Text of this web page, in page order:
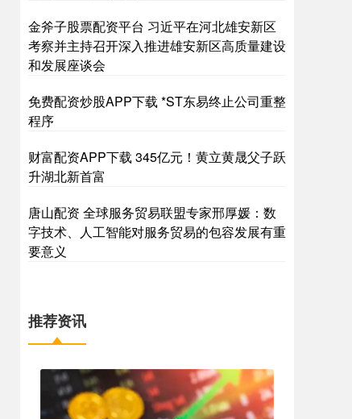
金斧子股票配资平台 习近平在河北雄安新区
考察并主持召开深入推进雄安新区高质量建设
和发展座谈会
免费配资炒股APP下载 *ST东易终止公司重整
程序
财富配资APP下载 345亿元！黄立黄晟父子跃
升湖北新首富
唐山配资 全球服务贸易联盟专家邢厚媛：数
字技术、人工智能对服务贸易的包容发展有重
要意义
推荐资讯